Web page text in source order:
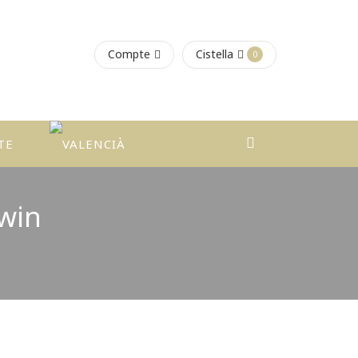
Cistella 0
Compte